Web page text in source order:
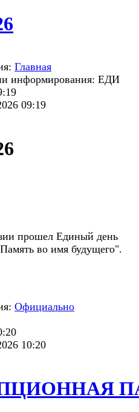
Главная
информирования: ЕДИ
09:19
прошел Единый день
во имя будущего".
Официально
10:20